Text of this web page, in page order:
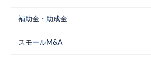
補助金・助成金
スモールM&A